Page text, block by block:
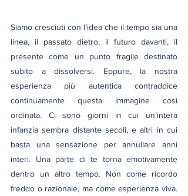
Siamo cresciuti con l’idea che il tempo sia una
linea, il passato dietro, il futuro davanti, il
presente come un punto fragile destinato
subito a dissolversi. Eppure, la nostra
esperienza più autentica contraddice
continuamente questa immagine così
ordinata. Ci sono giorni in cui un’intera
infanzia sembra distante secoli, e altri in cui
basta una sensazione per annullare anni
interi. Una parte di te torna emotivamente
dentro un altro tempo. Non come ricordo
freddo o razionale, ma come esperienza viva.